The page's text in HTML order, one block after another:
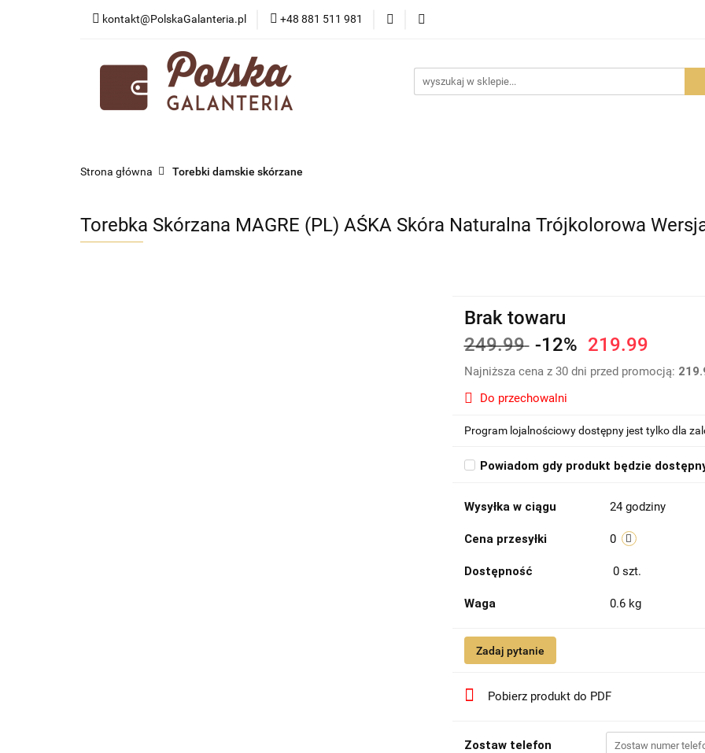
kontakt@PolskaGalanteria.pl +48 881 511 981
KATEGORIE NOWOŚCI PROMOCJE
PORADY I AKTUALNOŚCI
Strona główna Torebki damskie skórzane
Torebka Skórzana MAGRE (PL) AŚKA Skóra Naturalna Trójkolorowa
Brak towaru
249.99 -12% 219.99
Najniższa cena z 30 dni przed promocją:
Do przechowalni
Program lojalnościowy dostępny jest tylko dla
Powiadom gdy produkt będzie
Wysyłka w ciągu 24 godziny
Cena przesyłki 0
Dostępność 0 szt.
Waga 0.6 kg
Zadaj pytanie
Pobierz produkt do PDF
Zostaw telefon